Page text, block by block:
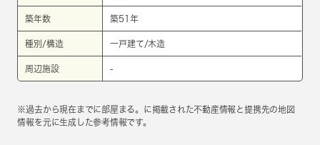
築年数 築51年
種別/構造 一戸建て/木造
周辺施設 -
※過去から現在までに部屋まる。に掲載された不動産情報と提携先の地図
情報を元に生成した参考情報です。